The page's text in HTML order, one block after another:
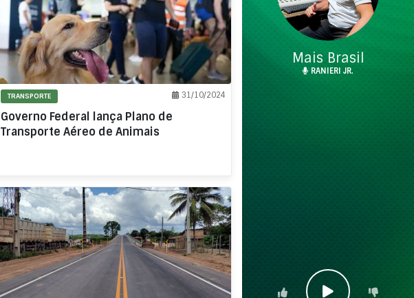
31/10/2024
TRANSPORTE
Governo Federal lança Plano de
Transporte Aéreo de Animais
Mais Brasil
RANIERI JR.